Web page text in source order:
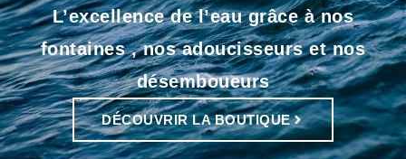
L’excellence de l’eau grâce à nos
fontaines , nos adoucisseurs et nos
désemboueurs
DÉCOUVRIR LA BOUTIQUE